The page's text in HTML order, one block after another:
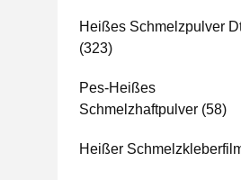
Heißes Schmelzpulver
(323)
Pes-Heißes
Schmelzhaftpulver (58)
Heißer